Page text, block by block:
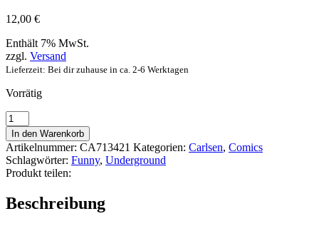
12,00 €
Enthält 7% MwSt.
zzgl. Versand
Lieferzeit: Bei dir zuhause in ca. 2-6 Werktagen
Vorrätig
R.
Crumb
2:
Sally
Wabbel-
Arsch
In den Warenkorb
Artikelnummer: CA713421 Kategorien: Carlsen, Comics
Schlagwörter: Funny, Underground
Produkt teilen:
Beschreibung